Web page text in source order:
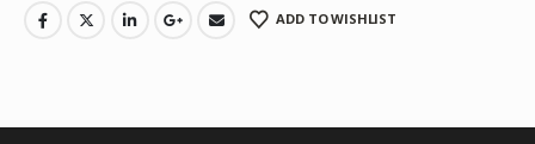
ADD TO WISHLIST